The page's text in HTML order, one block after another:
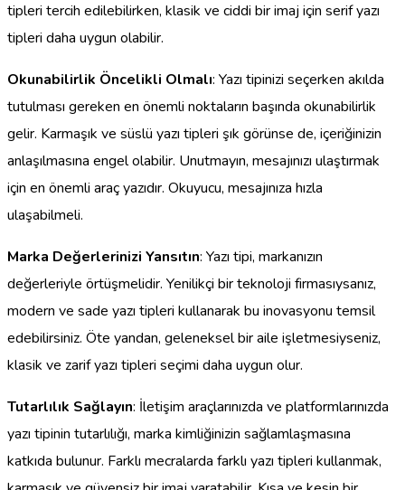
tipleri tercih edilebilirken, klasik ve ciddi bir imaj için serif yazı
tipleri daha uygun olabilir.
Okunabilirlik Öncelikli Olmalı: Yazı tipinizi seçerken akılda
tutulması gereken en önemli noktaların başında okunabilirlik
gelir. Karmaşık ve süslü yazı tipleri şık görünse de, içeriğinizin
anlaşılmasına engel olabilir. Unutmayın, mesajınızı ulaştırmak
için en önemli araç yazıdır. Okuyucu, mesajınıza hızla
ulaşabilmeli.
Marka Değerlerinizi Yansıtın: Yazı tipi, markanızın
değerleriyle örtüşmelidir. Yenilikçi bir teknoloji firmasıysanız,
modern ve sade yazı tipleri kullanarak bu inovasyonu temsil
edebilirsiniz. Öte yandan, geleneksel bir aile işletmesiyseniz,
klasik ve zarif yazı tipleri seçimi daha uygun olur.
Tutarlılık Sağlayın: İletişim araçlarınızda ve platformlarınızda
yazı tipinin tutarlılığı, marka kimliğinizin sağlamlaşmasına
katkıda bulunur. Farklı mecralarda farklı yazı tipleri kullanmak,